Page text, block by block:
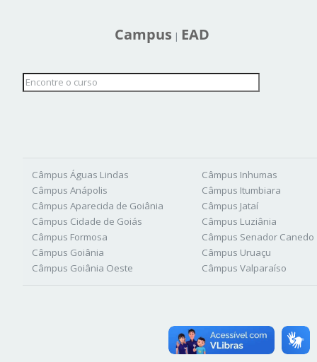
Campus | EAD
Câmpus Águas Lindas
Câmpus Anápolis
Câmpus Aparecida de Goiânia
Câmpus Cidade de Goiás
Câmpus Formosa
Câmpus Goiânia
Câmpus Goiânia Oeste
Câmpus Inhumas
Câmpus Itumbiara
Câmpus Jataí
Câmpus Luziânia
Câmpus Senador Canedo
Câmpus Uruaçu
Câmpus Valparaíso